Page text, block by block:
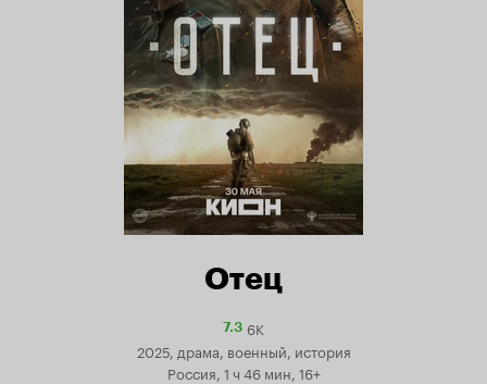
Отец
7.3Рейтинг
Кинопоиска
6K
2025, драма, военный, история
Россия, 1 ч 46 мин, 16+